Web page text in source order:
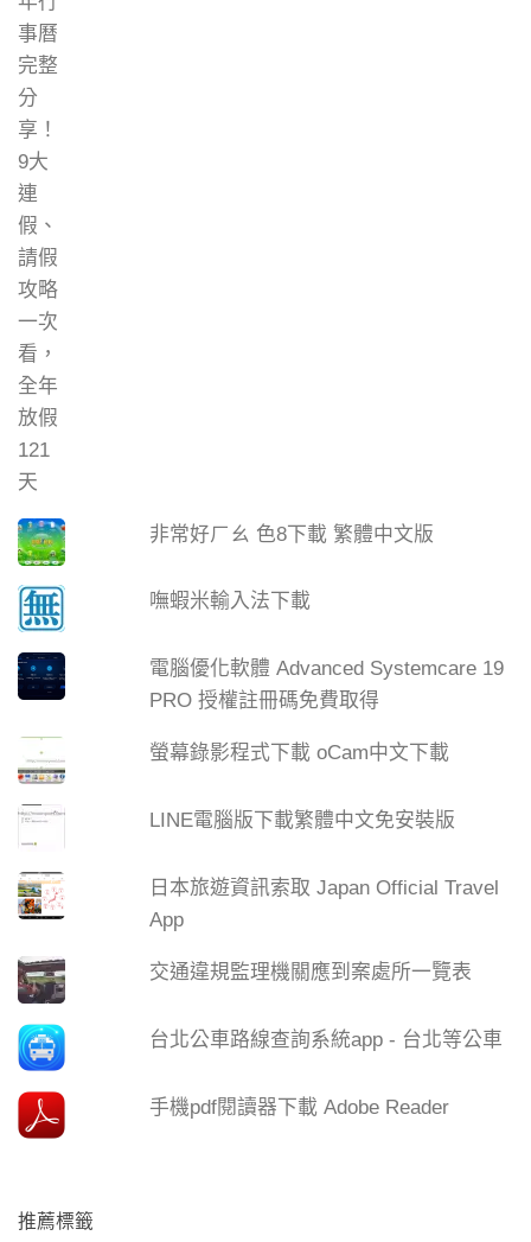
非常好ㄏㄠ 色8下載 繁體中文版
嘸蝦米輸入法下載
電腦優化軟體 Advanced Systemcare 19
PRO 授權註冊碼免費取得
螢幕錄影程式下載 oCam中文下載
LINE電腦版下載繁體中文免安裝版
日本旅遊資訊索取 Japan Official Travel
App
交通違規監理機關應到案處所一覽表
台北公車路線查詢系統app - 台北等公車
手機pdf閱讀器下載 Adobe Reader
推薦標籤